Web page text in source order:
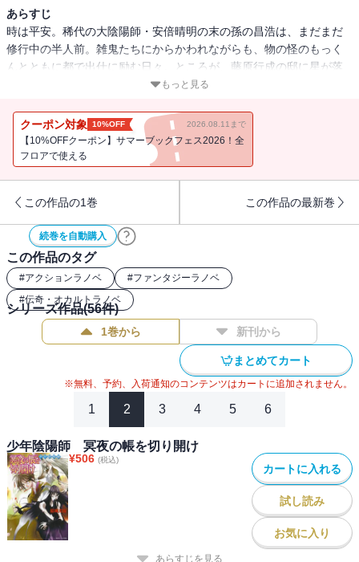
あらすじ
時は平安。稀代の大陰陽師・安倍晴明の末の孫の昌浩は、まだまだ
修行中の半人前。雑鬼たちにからかわれながらも、物の怪のもっく
んとともに都で出仕に励む日々。ところが、藤原行成の邸に星が落
ちた日から、都では嵐のような風が吹き荒れはじめる。その風は、
だった!! 昌浩ともっくんは、子天狗を捜し出そうとするけれど
──!? 新章〈颯峰編〉、開幕!!
もっと見る
クーポン対象 10%OFF 2026.08.11まで
【10%OFFクーポン】サマーブックフェス2026！全
フロアで使える
この作品の1巻 この作品の最新巻
続巻を自動購入
この作品のタグ
#アクションラノベ #ファンタジーラノベ
#伝奇・オカルトラノベ
シリーズ作品(56件)
1巻から 新刊から
まとめてカート
※無料、予約、入荷通知のコンテンツはカートに追加されません。
1 2 3 4 5 6
少年陰陽師 冥夜の帳を切り開け
¥506 (税込)
カートに入れる
試し読み
お気に入り
あらすじを見る